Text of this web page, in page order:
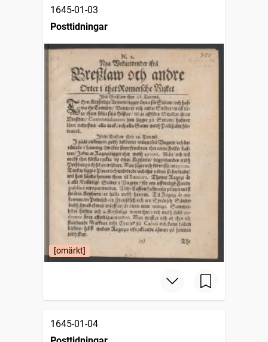
1645-01-03
Posttidningar
[omärkt]
1645-01-04